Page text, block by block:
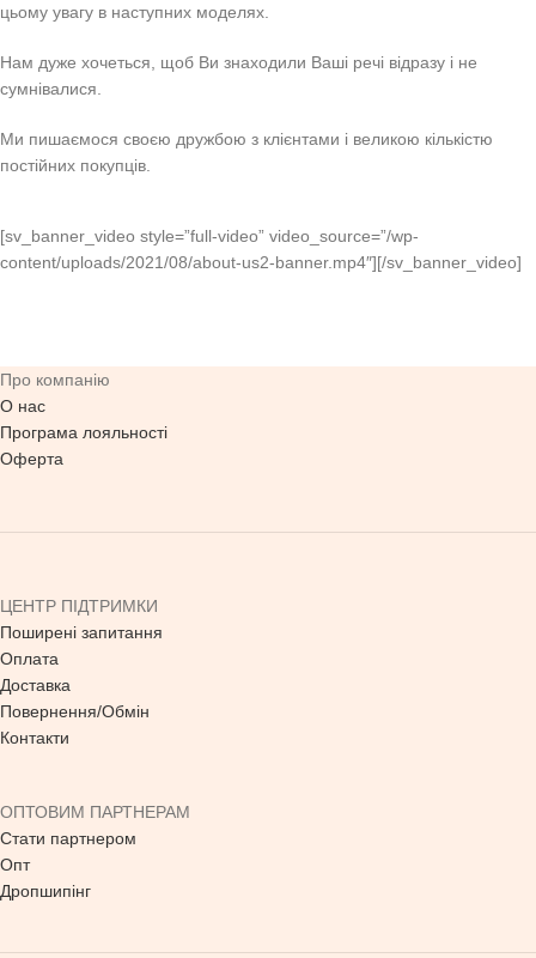
цьому увагу в наступних моделях.
Нам дуже хочеться, щоб Ви знаходили Ваші речі відразу і не
сумнівалися.
Ми пишаємося своєю дружбою з клієнтами і великою кількістю
постійних покупців.
[sv_banner_video style=”full-video” video_source=”/wp-
content/uploads/2021/08/about-us2-banner.mp4″][/sv_banner_video]
Про компанію
О нас
Програма лояльності
Оферта
ЦЕНТР ПІДТРИМКИ
Поширені запитання
Оплата
Доставка
Повернення/Обмін
Контакти
ОПТОВИМ ПАРТНЕРАМ
Стати партнером
Опт
Дропшипінг